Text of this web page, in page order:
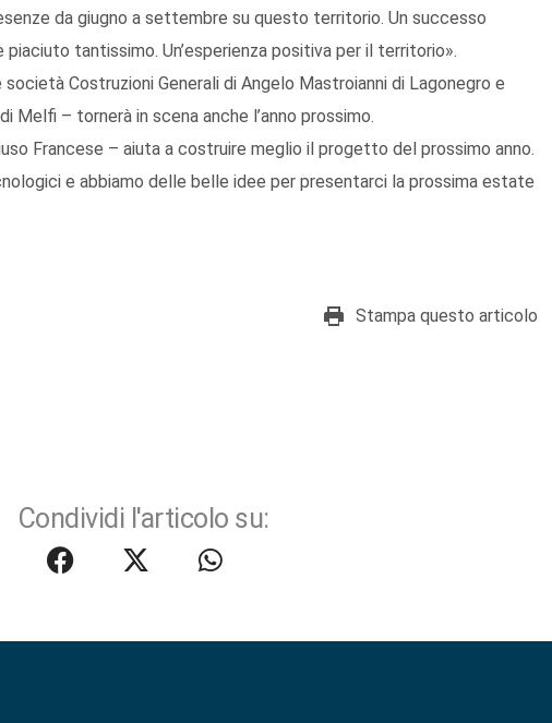
da giugno a settembre su questo territorio. Un successo
tantissimo. Un’esperienza positiva per il territorio».
Costruzioni Generali di Angelo Mastroianni di Lagonegro e
Melfi – tornerà in scena anche l’anno prossimo.
Francese – aiuta a costruire meglio il progetto del prossimo anno.
e abbiamo delle belle idee per presentarci la prossima estate
Stampa questo articolo
Condividi l'articolo su: